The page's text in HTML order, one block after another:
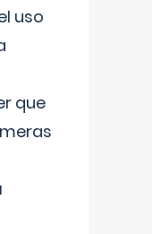
uso
que